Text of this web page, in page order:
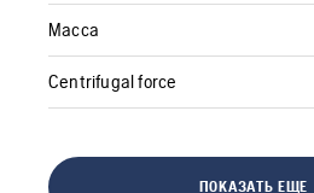
Масса
Centrifugal force
ПОКАЗАТЬ ЕЩЕ